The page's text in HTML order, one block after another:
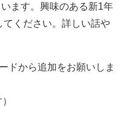
ます。興味のある新1年
ください。詳しい話や
ドから追加をお願いしま